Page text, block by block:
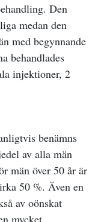
Den
medan den
med begynnande
behandlades
injektioner, 2
benämns
av alla män
män över 50 år är
50 %. Även en
av oönskat
mycket